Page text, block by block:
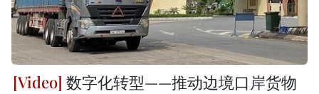
数字化转型——推动边境口岸货物